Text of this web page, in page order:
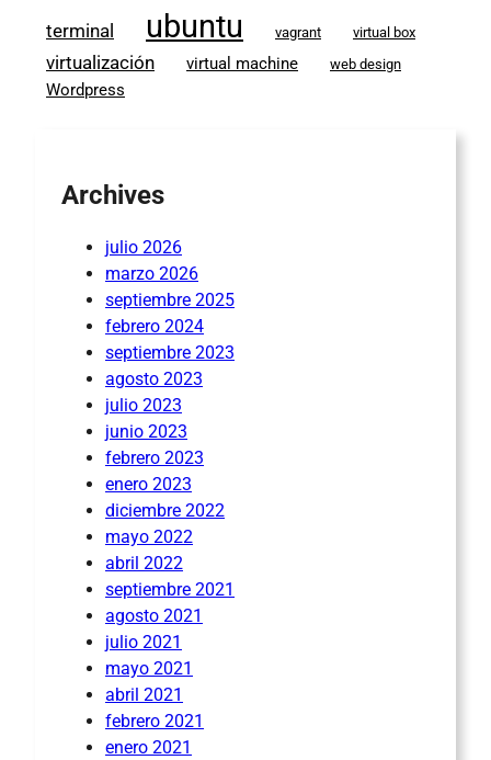
terminal ubuntu vagrant virtual box
virtualización virtual machine web design
Wordpress
Archives
julio 2026
marzo 2026
septiembre 2025
febrero 2024
septiembre 2023
agosto 2023
julio 2023
junio 2023
febrero 2023
enero 2023
diciembre 2022
mayo 2022
abril 2022
septiembre 2021
agosto 2021
julio 2021
mayo 2021
abril 2021
febrero 2021
enero 2021